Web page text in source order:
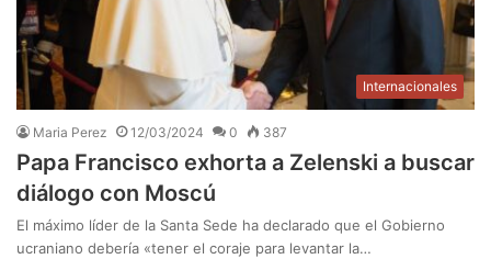
Internacionales
Maria Perez 12/03/2024 0 387
Papa Francisco exhorta a Zelenski a buscar
diálogo con Moscú
El máximo líder de la Santa Sede ha declarado que el Gobierno
ucraniano debería «tener el coraje para levantar la…